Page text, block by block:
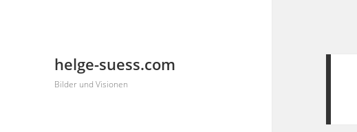
helge-suess.com
Bilder und Visionen